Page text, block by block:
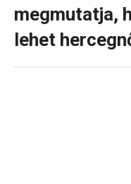
megmutatja,
lehet